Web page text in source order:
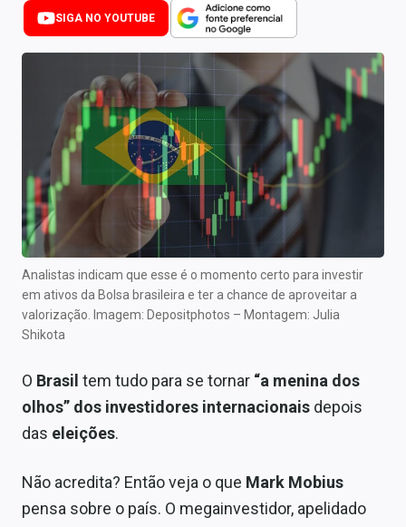
Newsletters
Cotações
Comprar ou vender?
Carteiras Recomendadas
Central de Dividendos
Central de Fundos Imobiliários
Central dos IPOs
Renda Fixa
Finanças Pessoais
Economia
Brasil
SIGA NO YOUTUBE
Analistas indicam que esse é o momento certo para investir
em ativos da Bolsa brasileira e ter a chance de aproveitar a
valorização. Imagem: Depositphotos – Montagem: Julia
Shikota
O Brasil tem tudo para se tornar “a menina dos
olhos” dos investidores internacionais depois
das eleições.
Não acredita? Então veja o que Mark Mobius
pensa sobre o país. O megainvestidor, apelidado